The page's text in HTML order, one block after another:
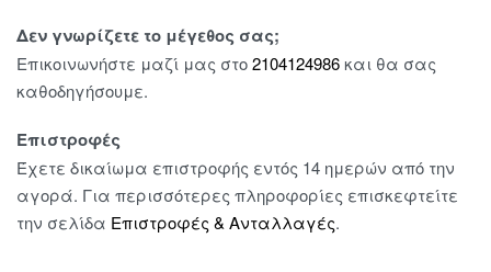
Δεν γνωρίζετε το μέγεθος σας;
Επικοινωνήστε μαζί μας στο2104124986και θα σας
καθοδηγήσουμε.
Επιστροφές
Έχετε δικαίωμα επιστροφής εντός 14 ημερών από την
αγορά. Για περισσότερες πληροφορίες επισκεφτείτε
την σελίδα Επιστροφές & Ανταλλαγές.